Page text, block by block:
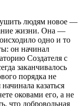
людям новое —
жизни. Она —
одно и то
он начинал
Создателя с
заканчивалось
порядка не
казаться
оковами его, а не
что добровольная